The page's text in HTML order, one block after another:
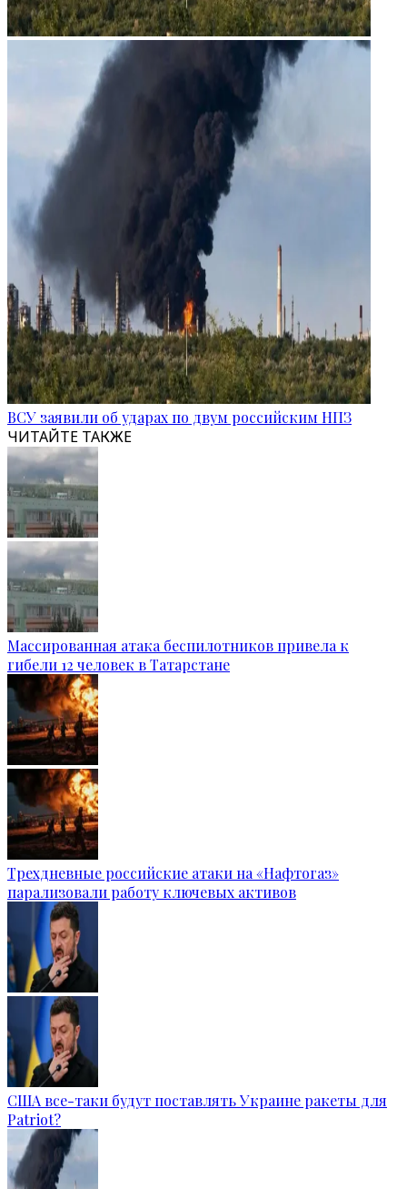
ВСУ заявили об ударах по двум российским НПЗ
ЧИТАЙТЕ ТАКЖЕ
Массированная атака беспилотников привела к
гибели 12 человек в Татарстане
Трехдневные российские атаки на «Нафтогаз»
парализовали работу ключевых активов
США все-таки будут поставлять Украине ракеты для
Patriot?